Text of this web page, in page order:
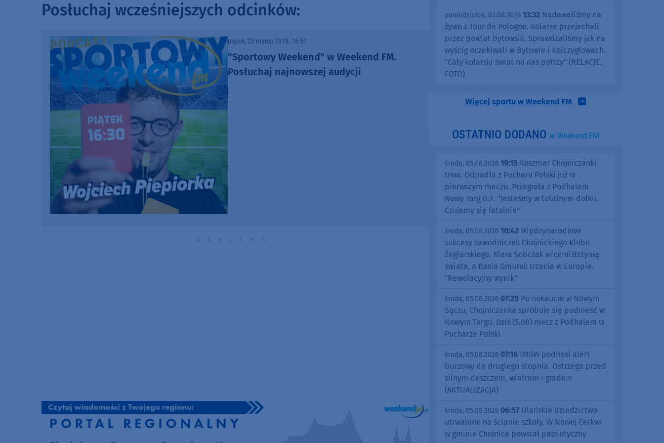
decrease
Posłuchaj wcześniejszych odcinków:
piątek, 23 marca 2018, 16:50
"Sportowy Weekend" w Weekend FM.
Posłuchaj najnowszej audycji
poniedziałek, 03.08.2026 13:32 Nadawaliśmy na
żywo z Tour de Pologne. Kolarze przejechali
przez powiat bytowski. Sprawdzaliśmy jak na
wyścig oczekiwali w Bytowie i Kołczygłowach.
"Cały kolarski świat na nas patrzy" (RELACJE,
FOTO)
Więcej sportu w Weekend FM
OSTATNIO DODANO w Weekend FM
środa, 05.08.2026 19:15 Koszmar Chojniczanki
trwa. Odpadła z Pucharu Polski już w
pierwszym meczu. Przegrała z Podhalem
Nowy Targ 0:2. "Jesteśmy w totalnym dołku.
Czujemy się fatalnie"
środa, 05.08.2026 10:42 Międzynarodowe
sukcesy zawodniczek Chojnickiego Klubu
Żeglarskiego. Klara Sobczak wicemistrzynią
świata, a Basia Gmurek trzecia w Europie.
"Rewelacyjny wynik"
środa, 05.08.2026 07:25 Po nokaucie w Nowym
Sączu, Chojniczanka spróbuje się podnieść w
Nowym Targu. Dziś (5.08) mecz z Podhalem w
Pucharze Polski
środa, 05.08.2026 07:16 IMGW podnosi alert
burzowy do drugiego stopnia. Ostrzega przed
silnym deszczem, wiatrem i gradem
(AKTUALIZACJA)
środa, 05.08.2026 06:57 Ułańskie dziedzictwo
utrwalone na ścianie szkoły. W Nowej Cerkwi
w gminie Chojnice powstał patriotyczny